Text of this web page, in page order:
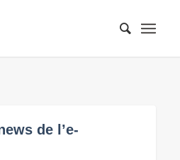
de l’e-